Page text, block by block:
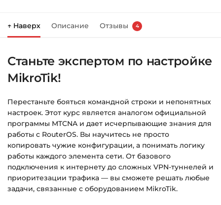
Справа появится корзина — нажмите
Заполните все поля (почта и пароль).
Оплатите удобным способом (более 8
После оплаты появится страница
благодарности с кнопкой«Перейти к
загрузкам». Нажмите её — и откроется
страница с курсами.
Дополнительно ссылка на курс придёт вам
на email.
↑ Наверх Описание Отзывы 4
Станьте экспертом по настройке
MikroTik!
Перестаньте бояться командной строки и непонятных
настроек. Этот курс является аналогом официальной
программы MTCNA и дает исчерпывающие знания для
работы с RouterOS. Вы научитесь не просто
копировать чужие конфигурации, а понимать логику
работы каждого элемента сети. От базового
подключения к интернету до сложных VPN-туннелей и
приоритезации трафика — вы сможете решать любые
задачи, связанные с оборудованием MikroTik.